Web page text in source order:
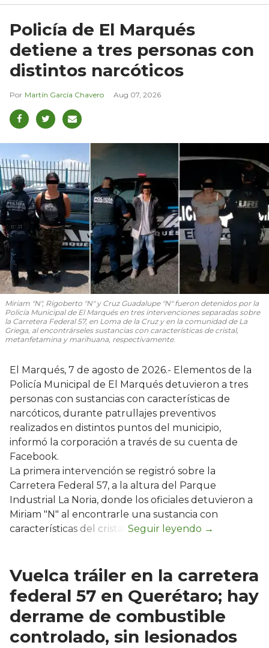
Policía de El Marqués
detiene a tres personas con
distintos narcóticos
Martín García Chavero Aug 07, 2026
Miriam "N", Rigoberto "N" y Cruz Guadalupe "N" fueron detenidos por la
Policía Municipal de El Marqués en tres intervenciones separadas sobre
la Carretera Federal 57, en Loma de la Cruz y en la comunidad de La
Griega, al encontrárseles sustancias con características de cristal,
metanfetamina y marihuana, respectivamente.
El Marqués, 7 de agosto de 2026.- Elementos de la
Policía Municipal de El Marqués detuvieron a tres
personas con sustancias con características de
narcóticos, durante patrullajes preventivos
realizados en distintos puntos del municipio,
informó la corporación a través de su cuenta de
Facebook.
La primera intervención se registró sobre la
Carretera Federal 57, a la altura del Parque
Industrial La Noria, donde los oficiales detuvieron a
Miriam "N" al encontrarle una sustancia con
características del cristal.
Vuelca tráiler en la carretera
federal 57 en Querétaro; hay
derrame de combustible
controlado, sin lesionados